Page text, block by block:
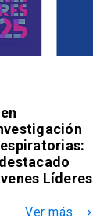
Líderes
Ver más keyboard_arrow_right